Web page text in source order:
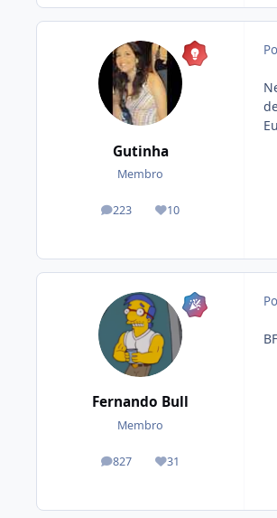
Gutinha
Membro
223
posts 10
Reputação
Fernando Bull
Membro
827
posts 31
Reputação